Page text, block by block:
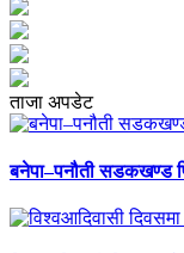
ताजा अपडेट
बनेपा–पनौती सडकखण्ड